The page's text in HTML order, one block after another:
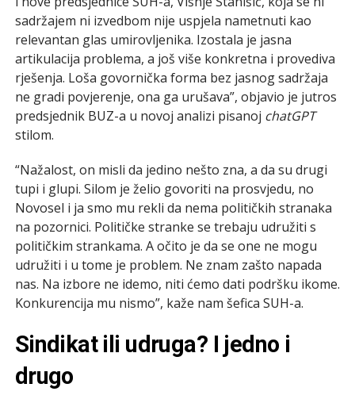
sadržajem ni izvedbom nije uspjela nametnuti kao
relevantan glas umirovljenika. Izostala je jasna
artikulacija problema, a još više konkretna i provediva
rješenja. Loša govornička forma bez jasnog sadržaja
ne gradi povjerenje, ona ga urušava”, objavio je jutros
predsjednik BUZ-a u novoj analizi pisanoj chatGPT
stilom.
“Nažalost, on misli da jedino nešto zna, a da su drugi
tupi i glupi. Silom je želio govoriti na prosvjedu, no
Novosel i ja smo mu rekli da nema političkih stranaka
na pozornici. Političke stranke se trebaju udružiti s
političkim strankama. A očito je da se one ne mogu
udružiti i u tome je problem. Ne znam zašto napada
nas. Na izbore ne idemo, niti ćemo dati podršku ikome.
Konkurencija mu nismo”, kaže nam šefica SUH-a.
Sindikat ili udruga? I jedno i
drugo